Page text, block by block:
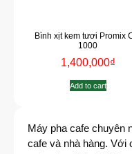
Bình xịt kem tươi Promix
1000
1,400,000₫
Add to cart
Máy pha cafe chuyên
cafe và nhà hàng. Với